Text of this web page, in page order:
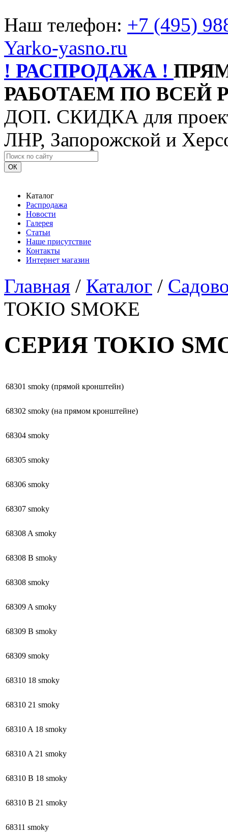
Наш телефон: +7 (495)
Yarko-yasno.ru
! РАСПРОДАЖА !
РАБОТАЕМ ПО ВСЕЙ
ДОП. СКИДКА для
ЛНР, Запорожской и
ОК
Каталог
Распродажа
Новости
Галерея
Статьи
Наше присутствие
Контакты
Интернет магазин
Главная / Каталог /
TOKIO SMOKE
СЕРИЯ TOKIO
68301 smoky (прямой кронштейн)
68302 smoky (на прямом кронштейне)
68304 smoky
68305 smoky
68306 smoky
68307 smoky
68308 A smoky
68308 B smoky
68308 smoky
68309 A smoky
68309 B smoky
68309 smoky
68310 18 smoky
68310 21 smoky
68310 A 18 smoky
68310 A 21 smoky
68310 B 18 smoky
68310 B 21 smoky
68311 smoky